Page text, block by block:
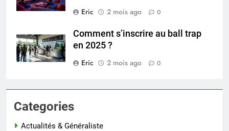
Eric
2 mois ago 0
Comment s’inscrire au ball trap
en 2025 ?
Eric
2 mois ago 0
Categories
Actualités & Généraliste